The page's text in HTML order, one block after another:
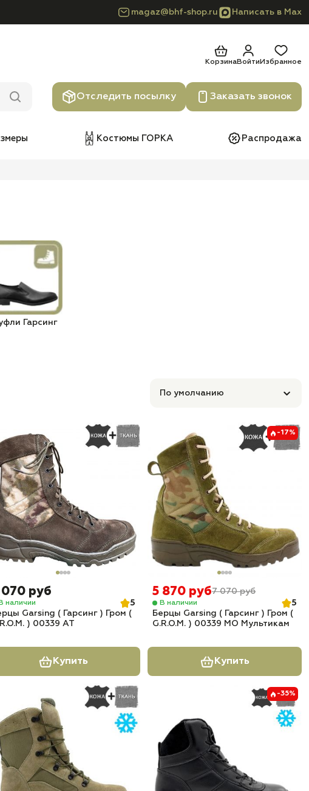
magaz@bhf-shop.ru Написать в Max
КорзинаВойти Избранное
Отследить посылку Заказать звонок
Костюмы ГОРКА Распродажа
Гарсинг
По умолчанию
070 руб
В наличии
5
Garsing ( Гарсинг ) Гром (
) 00339 АТ
Купить
-17%
5 870 руб7 070 руб
В наличии
5
Берцы Garsing ( Гарсинг ) Гром (
G.R.O.M. ) 00339 МО Мультикам
Купить
-35%